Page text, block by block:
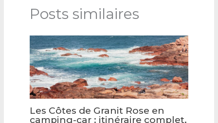
Posts similaires
Les Côtes de Granit Rose en
camping-car : itinéraire complet,